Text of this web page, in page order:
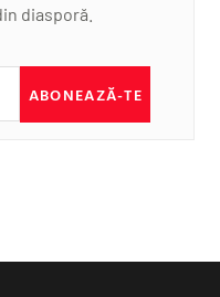
diasporă.
ABONEAZĂ-TE